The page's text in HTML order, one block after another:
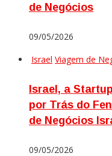
de Negócios
09/05/2026
Israel Viagem de
Israel, a
por Trás do
de Negócios
09/05/2026